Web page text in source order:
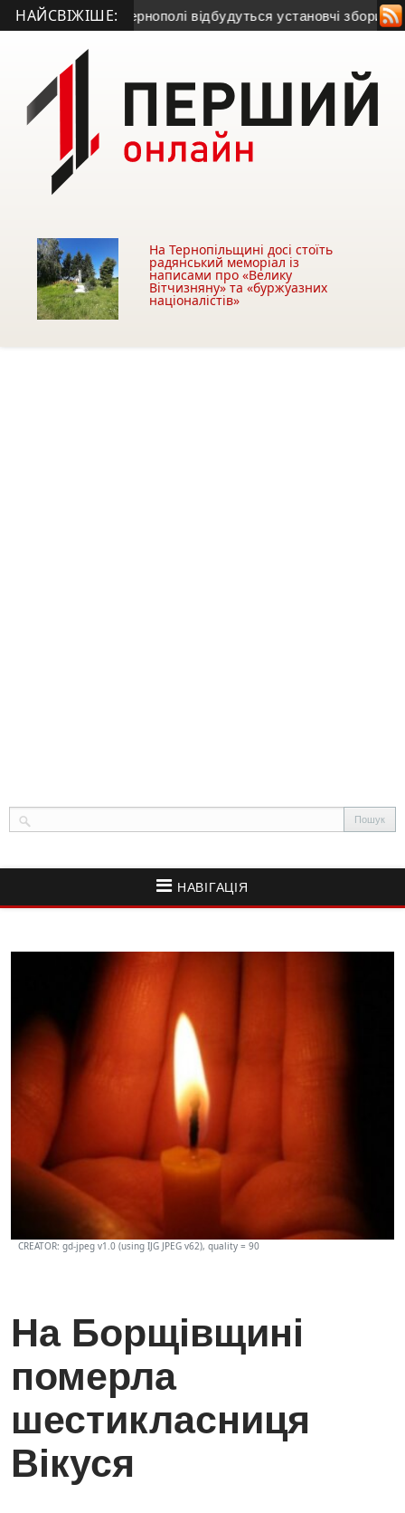
НАЙСВІЖІШЕ:
лікар • У Тернополі відбудуться установчі збори
На Тернопільщині досі стоїть
радянський меморіал із
написами про «Велику
Вітчизняну» та «буржуазних
націоналістів»
НАВІГАЦІЯ
CREATOR: gd-jpeg v1.0 (using IJG JPEG v62), quality = 90
На Борщівщині
померла
шестикласниця
Вікуся